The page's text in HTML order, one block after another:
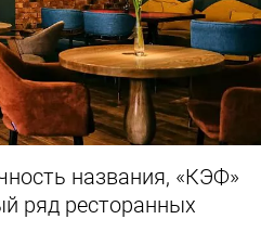
названия, «КЭФ»
ряд ресторанных